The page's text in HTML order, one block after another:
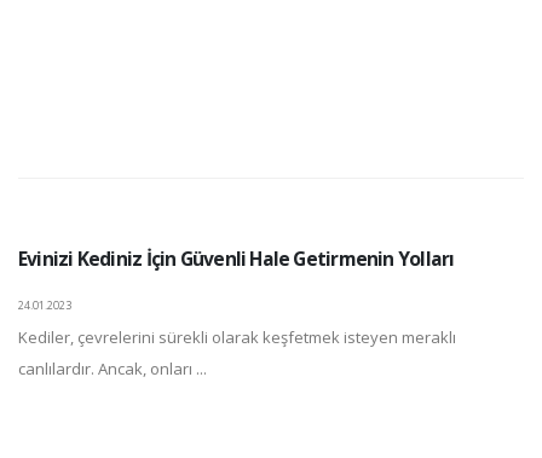
Evinizi Kediniz İçin Güvenli Hale Getirmenin Yolları
24.01.2023
Kediler, çevrelerini sürekli olarak keşfetmek isteyen meraklı
canlılardır. Ancak, onları ...